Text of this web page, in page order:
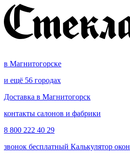
в Магнитогорске
и ещё 56 городах
Доставка в Магнитогорск
контакты салонов и фабрики
8 800 222 40 29
звонок бесплатный Калькулятор окон